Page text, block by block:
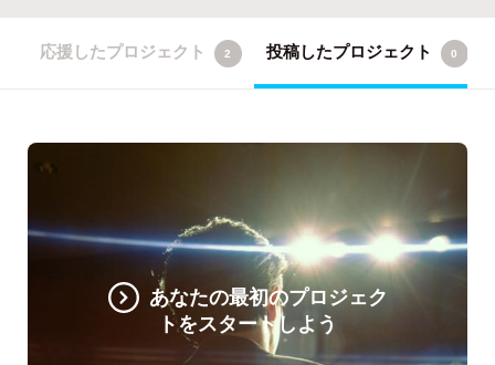
応援したプロジェクト 2 投稿したプロジェクト 0
あなたの最初のプロジェク
トをスタートしよう